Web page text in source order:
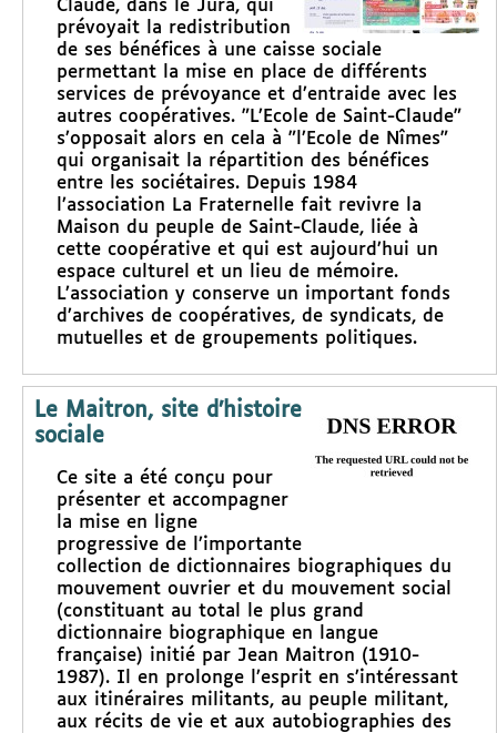
Claude, dans le Jura, qui
prévoyait la redistribution
de ses bénéfices à une caisse sociale
permettant la mise en place de différents
services de prévoyance et d’entraide avec les
autres coopératives. "L’Ecole de Saint-Claude"
s’opposait alors en cela à "l’Ecole de Nîmes"
qui organisait la répartition des bénéfices
entre les sociétaires. Depuis 1984
l’association La Fraternelle fait revivre la
Maison du peuple de Saint-Claude, liée à
cette coopérative et qui est aujourd’hui un
espace culturel et un lieu de mémoire.
L’association y conserve un important fonds
d’archives de coopératives, de syndicats, de
mutuelles et de groupements politiques.
Le Maitron, site d’histoire
sociale
Ce site a été conçu pour
présenter et accompagner
la mise en ligne
progressive de l’importante
collection de dictionnaires biographiques du
mouvement ouvrier et du mouvement social
(constituant au total le plus grand
dictionnaire biographique en langue
française) initié par Jean Maitron (1910-
1987). Il en prolonge l’esprit en s’intéressant
aux itinéraires militants, au peuple militant,
aux récits de vie et aux autobiographies des